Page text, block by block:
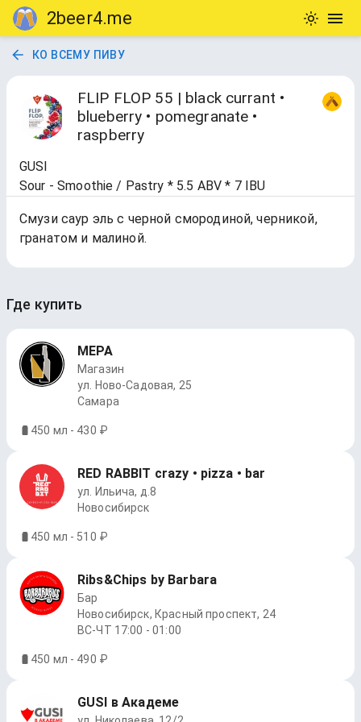
2beer4.me
КО ВСЕМУ ПИВУ
FLIP FLOP 55 | black currant •
blueberry • pomegranate •
raspberry
GUSI
Sour - Smoothie / Pastry * 5.5 ABV * 7 IBU
Смузи саур эль с черной смородиной, черникой,
гранатом и малиной.
Где купить
МЕРА
Магазин
ул. Ново-Садовая, 25
Самара
450 мл - 430 ₽
RED RABBIT crazy • pizza • bar
ул. Ильича, д.8
Новосибирск
450 мл - 510 ₽
Ribs&Chips by Barbara
Бар
Новосибирск, Красный проспект, 24
ВС-ЧТ 17:00 - 01:00
450 мл - 490 ₽
GUSI в Академе